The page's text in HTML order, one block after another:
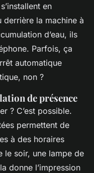
s’installent en
derrière la machine à
d’eau, ils
Parfois, ça
automatique
non ?
de présence
? C’est possible.
permettent de
à des horaires
le soir, une lampe de
donne l’impression